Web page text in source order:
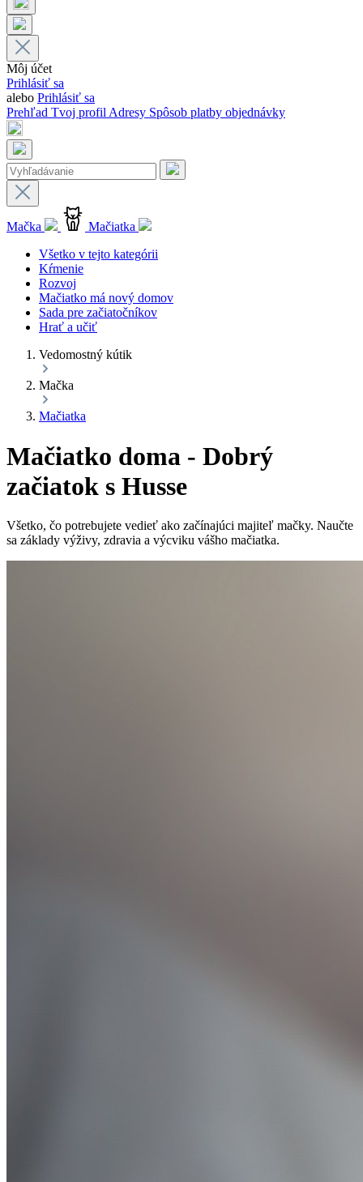
Môj účet
Prihlásiť sa
alebo Prihlásiť sa
Prehľad Tvoj profilAdresy Spôsob platby objednávky
Mačka
Mačiatka
Všetko v tejto kategórii
Kŕmenie
Rozvoj
Mačiatko má nový domov
Sada pre začiatočníkov
Hrať a učiť
Vedomostný kútik
Mačka
Mačiatka
Mačiatko doma - Dobrý
začiatok s Husse
Všetko, čo potrebujete vedieť ako začínajúci majiteľ mačky. Naučte
sa základy výživy, zdravia a výcviku vášho mačiatka.